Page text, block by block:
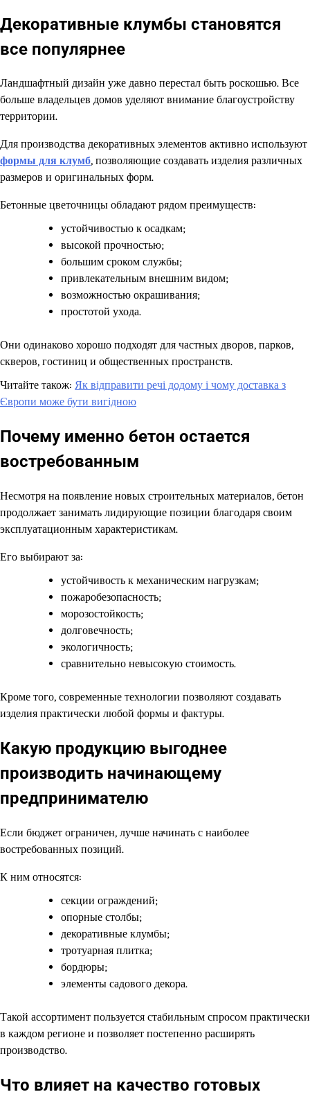
Декоративные клумбы становятся
все популярнее
Ландшафтный дизайн уже давно перестал быть роскошью. Все
больше владельцев домов уделяют внимание благоустройству
территории.
Для производства декоративных элементов активно используют
формы для клумб, позволяющие создавать изделия различных
размеров и оригинальных форм.
Бетонные цветочницы обладают рядом преимуществ:
устойчивостью к осадкам;
высокой прочностью;
большим сроком службы;
привлекательным внешним видом;
возможностью окрашивания;
простотой ухода.
Они одинаково хорошо подходят для частных дворов, парков,
скверов, гостиниц и общественных пространств.
Читайте також: Як відправити речі додому і чому доставка з
Європи може бути вигідною
Почему именно бетон остается
востребованным
Несмотря на появление новых строительных материалов, бетон
продолжает занимать лидирующие позиции благодаря своим
эксплуатационным характеристикам.
Его выбирают за:
устойчивость к механическим нагрузкам;
пожаробезопасность;
морозостойкость;
долговечность;
экологичность;
сравнительно невысокую стоимость.
Кроме того, современные технологии позволяют создавать
изделия практически любой формы и фактуры.
Какую продукцию выгоднее
производить начинающему
предпринимателю
Если бюджет ограничен, лучше начинать с наиболее
востребованных позиций.
К ним относятся:
секции ограждений;
опорные столбы;
декоративные клумбы;
тротуарная плитка;
бордюры;
элементы садового декора.
Такой ассортимент пользуется стабильным спросом практически
в каждом регионе и позволяет постепенно расширять
производство.
Что влияет на качество готовых